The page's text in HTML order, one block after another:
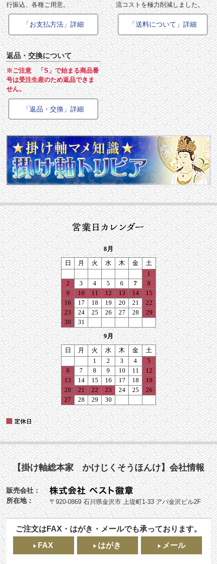
行振込、各種ご用意。
「お支払方法」詳細
流コストを極力削減しました。
「送料について」詳細
返品・交換について
※ご注意 「S」で始まる商品番
号は受注生産のため返品できま
せん。
「返品・交換」詳細
【掛け軸総本家 かけじくそうほんけ】会社情報
販売会社：
所在地：
〒920-0869 石川県金沢市 上堤町1-33 アパ金沢ビル2F
ご注文はFAX・はがき・メールでも承っております。
FAX
はがき メール